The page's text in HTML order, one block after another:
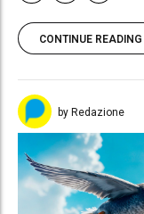
CONTINUE READING
by Redazione